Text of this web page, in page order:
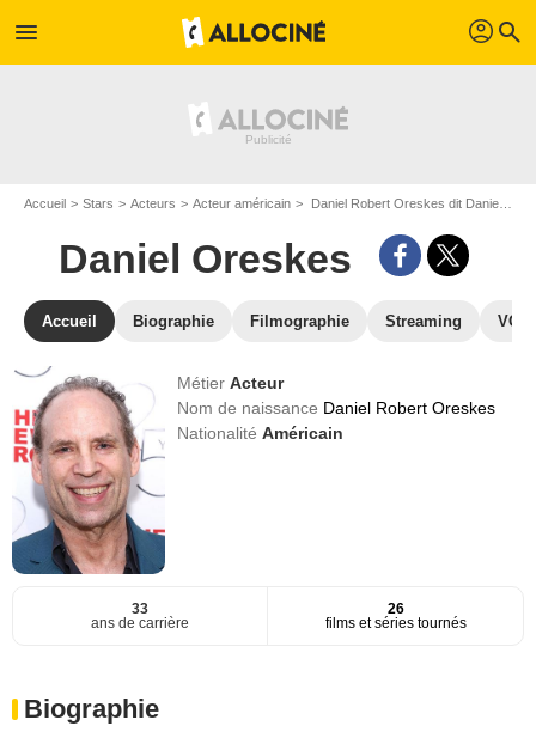
menu profil search
Accueil Stars Acteurs Acteur américain Daniel Robert Oreskes dit Daniel Oreskes
Daniel Oreskes
Accueil Biographie Filmographie Streaming
MétierActeur
Nom de naissance Daniel Robert Oreskes
NationalitéAméricain
33
ans de carrière
26
films et séries tournés
Biographie